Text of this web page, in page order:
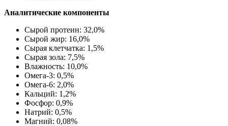
Аналитические компоненты
Сырой протеин: 32,0%
Сырой жир: 16,0%
Сырая клетчатка: 1,5%
Сырая зола: 7,5%
Влажность: 10,0%
Омега-3: 0,5%
Омега-6: 2,0%
Кальций: 1,2%
Фосфор: 0,9%
Натрий: 0,5%
Магний: 0,08%